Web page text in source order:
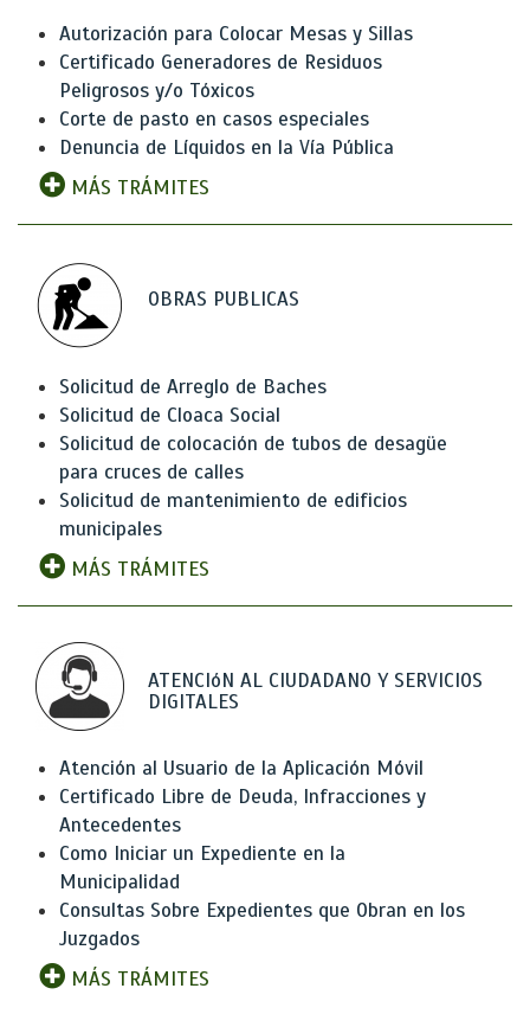
Autorización para Colocar Mesas y Sillas
Certificado Generadores de Residuos
Peligrosos y/o Tóxicos
Corte de pasto en casos especiales
Denuncia de Líquidos en la Vía Pública
MÁS TRÁMITES
OBRAS PUBLICAS
Solicitud de Arreglo de Baches
Solicitud de Cloaca Social
Solicitud de colocación de tubos de desagüe
para cruces de calles
Solicitud de mantenimiento de edificios
municipales
MÁS TRÁMITES
ATENCIóN AL CIUDADANO Y SERVICIOS
DIGITALES
Atención al Usuario de la Aplicación Móvil
Certificado Libre de Deuda, Infracciones y
Antecedentes
Como Iniciar un Expediente en la
Municipalidad
Consultas Sobre Expedientes que Obran en los
Juzgados
MÁS TRÁMITES